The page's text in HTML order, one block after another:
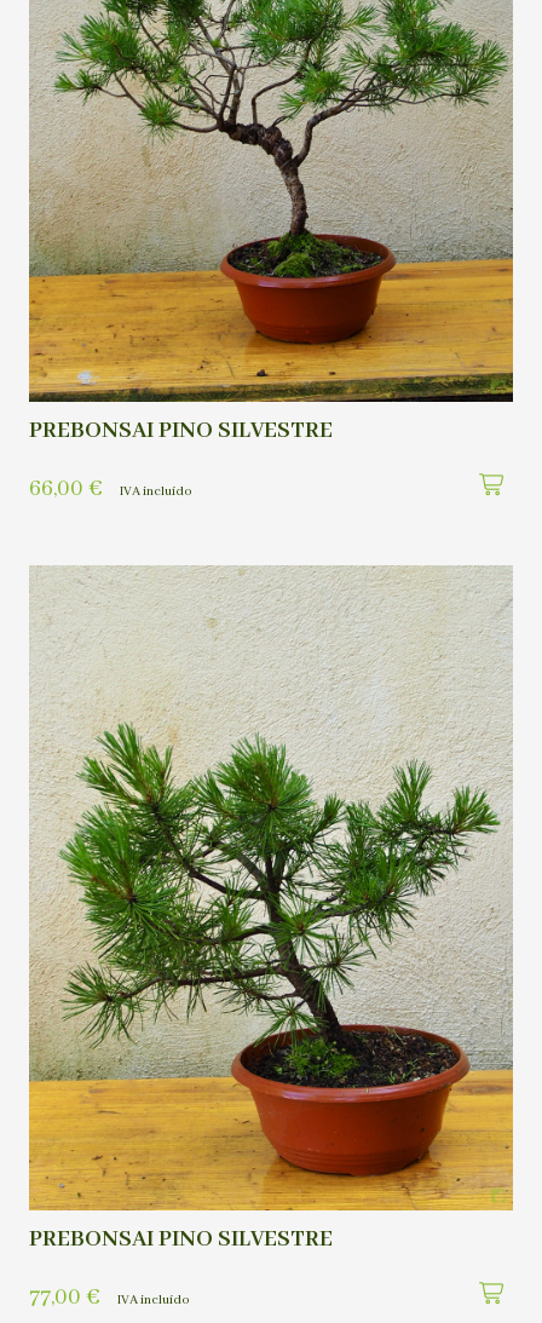
PREBONSAI PINO SILVESTRE
66,00 € IVA incluído
PREBONSAI PINO SILVESTRE
77,00 € IVA incluído